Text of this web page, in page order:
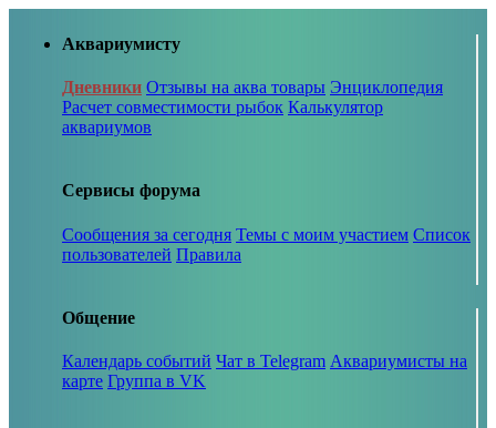
Аквариумисту
Дневники Отзывы на аква товары Энциклопедия
Расчет совместимости рыбок Калькулятор
аквариумов
Сервисы форума
Сообщения за сегодня Темы с моим участием Список
пользователей Правила
Общение
Календарь событий Чат в Telegram Аквариумисты на
карте Группа в VK